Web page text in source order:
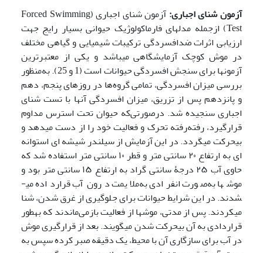
آزمون شنای اجباری:
آزمون شنای اجباری (Forced Swimming
Test) ازجمله مدل­های فارماکولوژیک حیوانی بسیار رایج جهت
ارزیابی اثرات ضدافسردگی ترکیبات شیمیایی و گیاهی مختلف
در موش کوچک آزمایشگاهی می­باشد و یکی از معتبرترین
آزمون­ها برای سنجش افسردگی حیوانات است (1 و 25). به‌منظور
بررسی میزان افسردگی، تمامی گروه‌ها در روزهای پنجم، دهم
و پانزدهم پس از تزریق، میزان افسردگی آنها با تست شنای
اجباری سنجیده شد. درصورتی‌که حیوان تحت استرس مداوم
قرارگیرد، رفته‌رفته تحرک و فعالیت خود را از دست می­دهد و
بی­حرکت می­گردد. در این آزمایش از سیلندر شیشه ای استوانه
ای به ارتفاع ۲۰ سانتی متر و قطر ۱۰ سانتی متر استفاده شد که
حاوی آب ۲۵ درجۀ سانتی گراد به ارتفاع ۱۵ سانتی متر بود و
موش­ها به‌صورت انفرادی به‌ملایمت درون آب قرارداده می­
شدند. در این شرایط حیوانات برای جلوگیری از غرق شدن، شنا
می­کردند. پس از مدتی، موش­ها از فعالیت بازمی‌ماندند که به­طور
قراردادی به آن بی­حرکت شدن می­گویند. بعد از قرار­گیری موش
در آب برای سازگاری آن با محیط، یک دقیقه صبر کرده سپس به